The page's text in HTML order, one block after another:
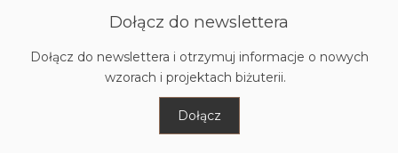
Dołącz do newslettera
Dołącz do newslettera i otrzymuj informacje o nowych
wzorach i projektach biżuterii.
Dołącz